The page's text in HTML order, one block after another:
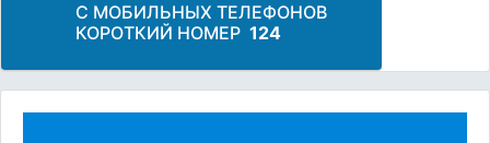
С МОБИЛЬНЫХ ТЕЛЕФОНОВ
КОРОТКИЙ НОМЕР 124